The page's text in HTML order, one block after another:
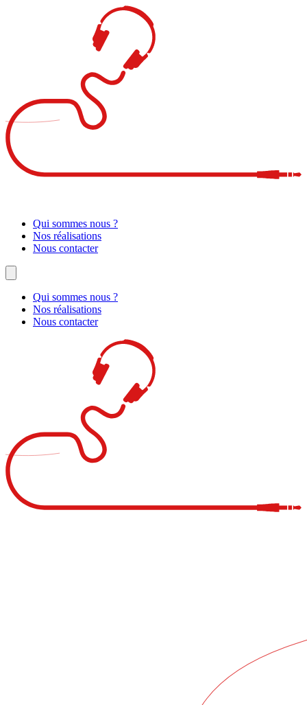
Qui sommes nous ?
Nos réalisations
Nous contacter
Qui sommes nous ?
Nos réalisations
Nous contacter